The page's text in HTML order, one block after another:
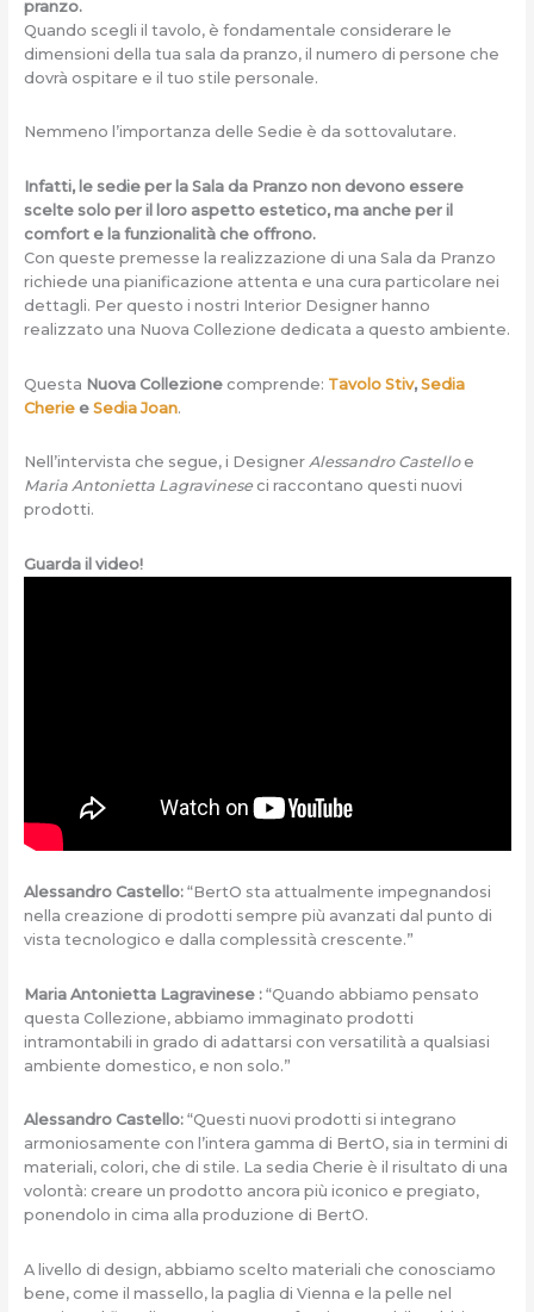
pranzo.
Quando scegli il tavolo, è fondamentale considerare le
dimensioni della tua sala da pranzo, il numero di persone che
dovrà ospitare e il tuo stile personale.
Nemmeno l’importanza delle Sedie è da sottovalutare.
Infatti, le sedie per la Sala da Pranzo non devono essere
scelte solo per il loro aspetto estetico, ma anche per il
comfort e la funzionalità che offrono.
Con queste premesse la realizzazione di una Sala da Pranzo
richiede una pianificazione attenta e una cura particolare nei
dettagli. Per questo i nostri Interior Designer hanno
realizzato una Nuova Collezione dedicata a questo ambiente.
Questa Nuova Collezione comprende: Tavolo Stiv, Sedia
Cheriee Sedia Joan.
Nell’intervista che segue, i Designer Alessandro Castelloe
Maria Antonietta Lagravinese ci raccontano questi nuovi
prodotti.
Guarda il video!
Alessandro Castello: “BertO sta attualmente impegnandosi
nella creazione di prodotti sempre più avanzati dal punto di
vista tecnologico e dalla complessità crescente.”
Maria Antonietta Lagravinese : “Quando abbiamo pensato
questa Collezione, abbiamo immaginato prodotti
intramontabili in grado di adattarsi con versatilità a qualsiasi
ambiente domestico, e non solo.”
Alessandro Castello: “Questi nuovi prodotti si integrano
armoniosamente con l’intera gamma di BertO, sia in termini di
materiali, colori, che di stile. La sedia Cherie è il risultato di una
volontà: creare un prodotto ancora più iconico e pregiato,
ponendolo in cima alla produzione di BertO.
A livello di design, abbiamo scelto materiali che conosciamo
bene, come il massello, la paglia di Vienna e la pelle nel